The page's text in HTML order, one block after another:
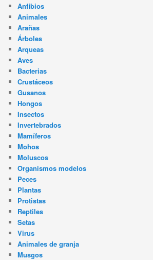
Anfibios
Animales
Arañas
Árboles
Arqueas
Aves
Bacterias
Crustáceos
Gusanos
Hongos
Insectos
Invertebrados
Mamíferos
Mohos
Moluscos
Organismos modelos
Peces
Plantas
Protistas
Reptiles
Setas
Virus
Animales de granja
Musgos